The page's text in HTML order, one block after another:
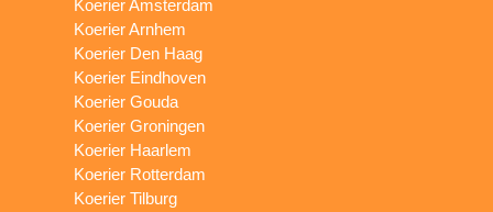
Koerier Amsterdam
Koerier Arnhem
Koerier Den Haag
Koerier Eindhoven
Koerier Gouda
Koerier Groningen
Koerier Haarlem
Koerier Rotterdam
Koerier Tilburg